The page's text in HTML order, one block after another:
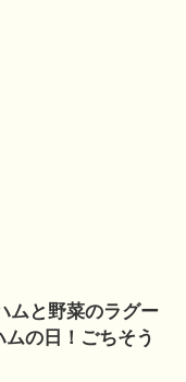
ムと野菜のラグー
の日！ごちそう